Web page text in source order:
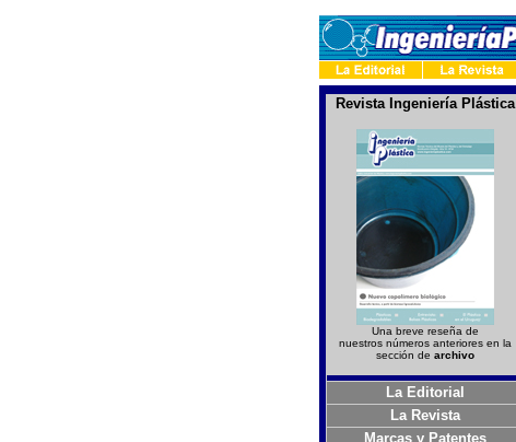
Revista Ingeniería Plástica
Una breve reseña de
nuestros números anteriores en la
sección de archivo
La Editorial
La Revista
Marcas y Patentes